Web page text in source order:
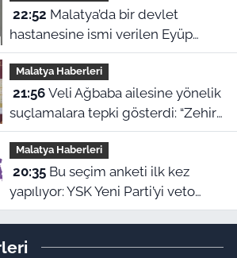
22:52
hastanesine ismi verilen Eyüp
Hacıoğlu kimdir? İşte duygu dolu
hikayesi
Malatya Haberleri
21:56Veli Ağbaba ailesine yönelik
suçlamalara tepki gösterdi: “Zehir
olsun”
Malatya Haberleri
20:35Bu seçim anketi ilk kez
yapılıyor: YSK Yeni Parti’yi veto
ederse Malatya’da sonuç ne olur?